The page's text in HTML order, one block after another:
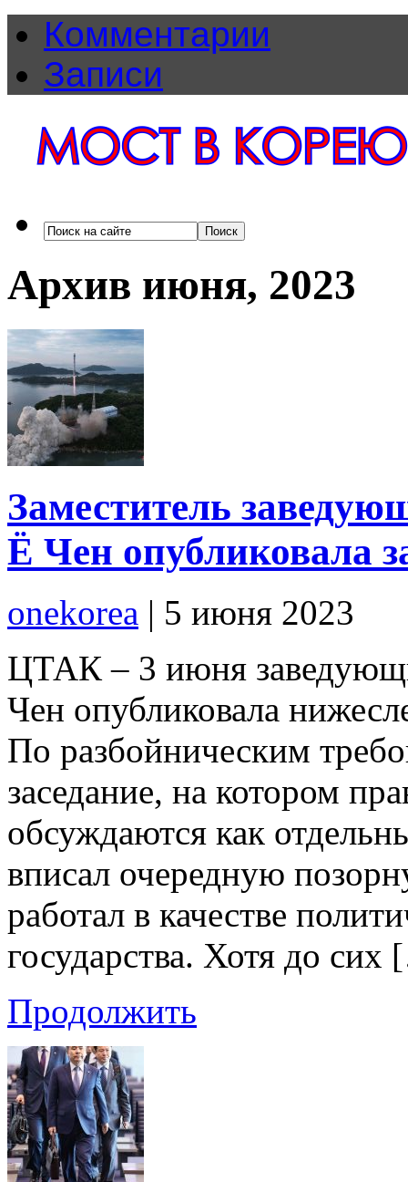
Комментарии
Записи
Архив июня, 2023
Заместитель
Ё Чен опубликовала
onekorea | 5 июня 2023
ЦТАК – 3 июня
Чен опубликовала
По разбойническим
заседание, на котором
обсуждаются как
вписал очередную
работал в качестве
государства. Хотя до
Продолжить